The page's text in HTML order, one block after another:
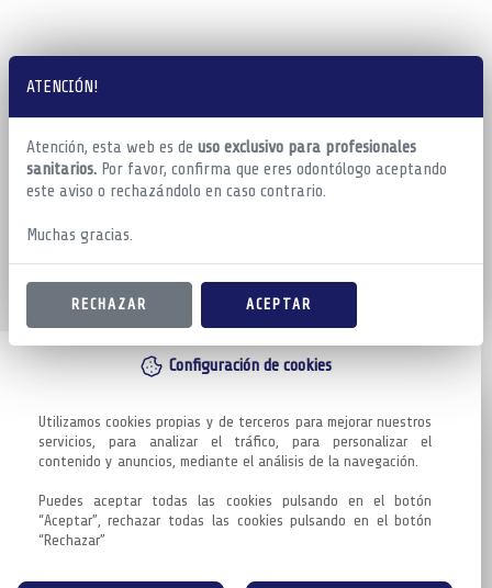
ATENCIÓN!
Atención, esta web es de uso exclusivo para profesionales
sanitarios. Por favor, confirma que eres odontólogo aceptando
este aviso o rechazándolo en caso contrario.
Muchas gracias.
RECHAZAR ACEPTAR
Configuración de cookies
Utilizamos cookies propias y de terceros para mejorar nuestros
servicios, para analizar el tráfico, para personalizar el
contenido y anuncios, mediante el análisis de la navegación.
Puedes aceptar todas las cookies pulsando en el botón
“Aceptar”, rechazar todas las cookies pulsando en el botón
“Rechazar”